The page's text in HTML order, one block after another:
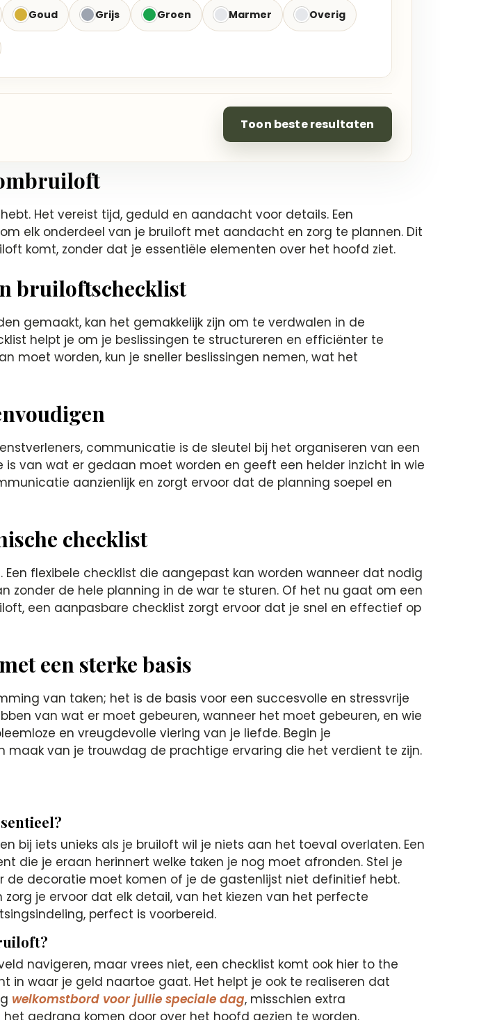
Goud Grijs Groen Marmer Overig
Toon beste resultaten
Het vereist tijd, geduld en aandacht voor details. Een
elk onderdeel van je bruiloft met aandacht en zorg te plannen. Dit
komt, zonder dat je essentiële elementen over het hoofd ziet.
bruiloftschecklist
gemaakt, kan het gemakkelijk zijn om te verdwalen in de
helpt je om je beslissingen te structureren en efficiënter te
moet worden, kun je sneller beslissingen nemen, wat het
communicatie is de sleutel bij het organiseren van een
van wat er gedaan moet worden en geeft een helder inzicht in wie
aanzienlijk en zorgt ervoor dat de planning soepel en
checklist
flexibele checklist die aangepast kan worden wanneer dat nodig
zonder de hele planning in de war te sturen. Of het nu gaat om een
een aanpasbare checklist zorgt ervoor dat je snel en effectief op
een sterke basis
van taken; het is de basis voor een succesvolle en stressvrije
van wat er moet gebeuren, wanneer het moet gebeuren, en wie
en vreugdevolle viering van je liefde. Begin je
van je trouwdag de prachtige ervaring die het verdient te zijn.
bij iets unieks als je bruiloft wil je niets aan het toeval overlaten. Een
die je eraan herinnert welke taken je nog moet afronden. Stel je
decoratie moet komen of je de gastenlijst niet definitief hebt.
je ervoor dat elk detail, van het kiezen van het perfecte
perfect is voorbereid.
navigeren, maar vrees niet, een checklist komt ook hier to the
in waar je geld naartoe gaat. Het helpt je ook te realiseren dat
welkomstbord voor jullie speciale dag, misschien extra
gedrang komen door over het hoofd gezien te worden.